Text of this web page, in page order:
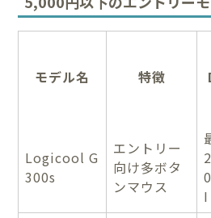
モデル名 特徴
Logicool G
300s
エントリー
向け多ボタ
ンマウス
I